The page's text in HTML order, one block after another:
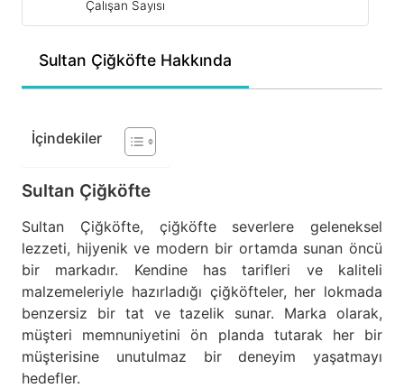
Sultan Çiğköfte Hakkında
İçindekiler
Sultan Çiğköfte
Sultan Çiğköfte, çiğköfte severlere geleneksel
lezzeti, hijyenik ve modern bir ortamda sunan öncü
bir markadır. Kendine has tarifleri ve kaliteli
malzemeleriyle hazırladığı çiğköfteler, her lokmada
benzersiz bir tat ve tazelik sunar. Marka olarak,
müşteri memnuniyetini ön planda tutarak her bir
müşterisine unutulmaz bir deneyim yaşatmayı
hedefler.
Çalışan Sayısı